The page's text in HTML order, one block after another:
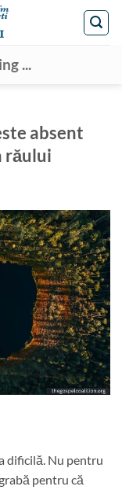
...
absent
răului
dificilă. Nu pentru
pentru că